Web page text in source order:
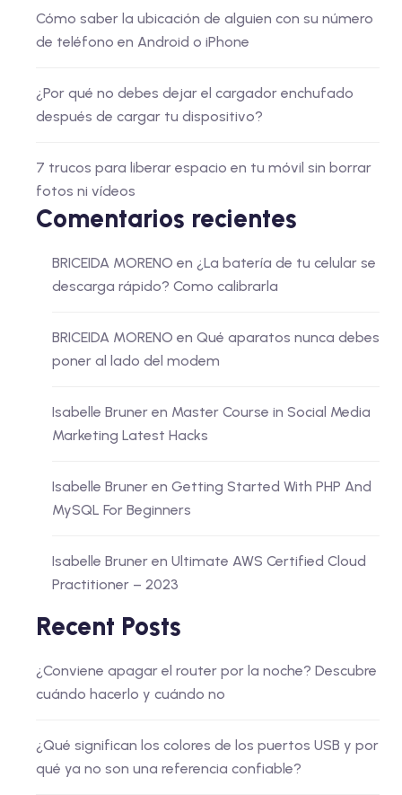
Cómo saber la ubicación de alguien con su número
de teléfono en Android o iPhone
¿Por qué no debes dejar el cargador enchufado
después de cargar tu dispositivo?
7 trucos para liberar espacio en tu móvil sin borrar
fotos ni vídeos
Comentarios recientes
BRICEIDA MORENO en ¿La batería de tu celular se
descarga rápido? Como calibrarla
BRICEIDA MORENO en Qué aparatos nunca debes
poner al lado del modem
Isabelle Bruner en Master Course in Social Media
Marketing Latest Hacks
Isabelle Bruner en Getting Started With PHP And
MySQL For Beginners
Isabelle Bruner en Ultimate AWS Certified Cloud
Practitioner – 2023
Recent Posts
¿Conviene apagar el router por la noche? Descubre
cuándo hacerlo y cuándo no
¿Qué significan los colores de los puertos USB y por
qué ya no son una referencia confiable?